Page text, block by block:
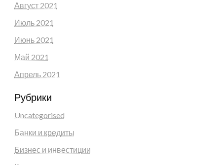
Август 2021
Июль 2021
Июнь 2021
Май 2021
Апрель 2021
Рубрики
Uncategorised
Банки и кредиты
Бизнес и инвестиции